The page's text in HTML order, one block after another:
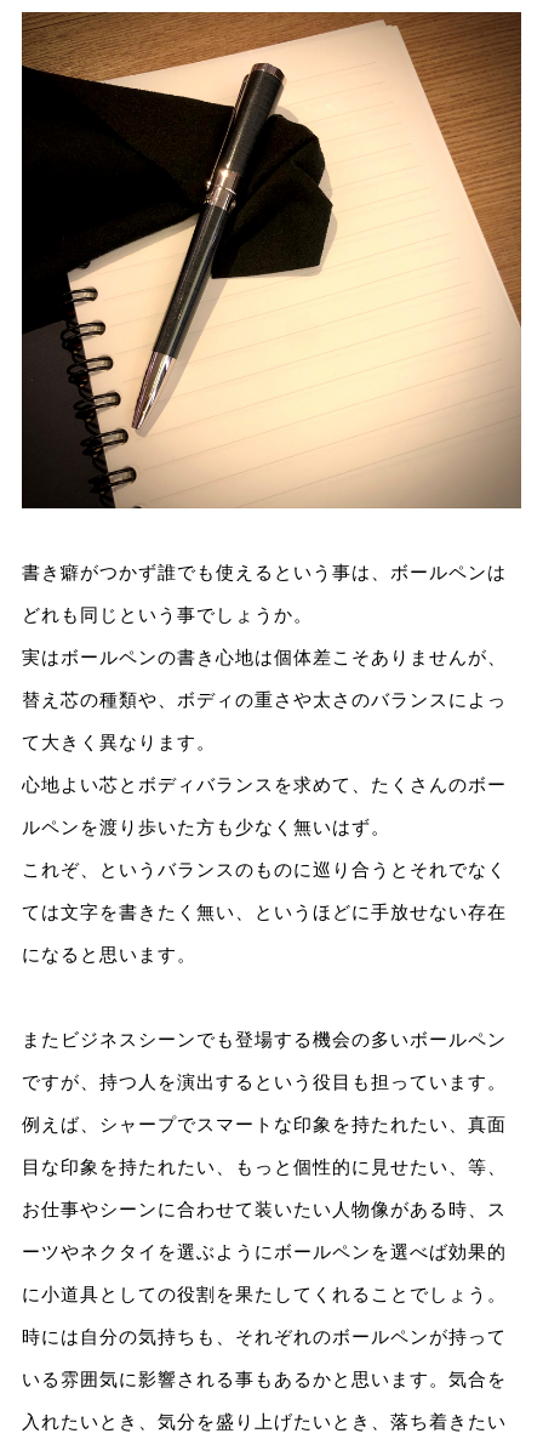
書き癖がつかず誰でも使えるという事は、ボールペンは
どれも同じという事でしょうか。
実はボールペンの書き心地は個体差こそありませんが、
替え芯の種類や、ボディの重さや太さのバランスによっ
て大きく異なります。
心地よい芯とボディバランスを求めて、たくさんのボー
ルペンを渡り歩いた方も少なく無いはず。
これぞ、というバランスのものに巡り合うとそれでなく
ては文字を書きたく無い、というほどに手放せない存在
になると思います。
またビジネスシーンでも登場する機会の多いボールペン
ですが、持つ人を演出するという役目も担っています。
例えば、シャープでスマートな印象を持たれたい、真面
目な印象を持たれたい、もっと個性的に見せたい、等、
お仕事やシーンに合わせて装いたい人物像がある時、ス
ーツやネクタイを選ぶようにボールペンを選べば効果的
に小道具としての役割を果たしてくれることでしょう。
時には自分の気持ちも、それぞれのボールペンが持って
いる雰囲気に影響される事もあるかと思います。気合を
入れたいとき、気分を盛り上げたいとき、落ち着きたい